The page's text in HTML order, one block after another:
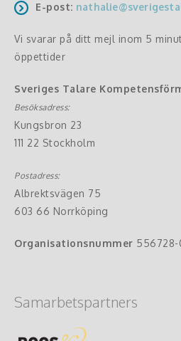
E-post:
Vi svarar på ditt mejl inom 5
öppettider
Sveriges Talare
Besöksadress:
Kungsbron 23
111 22 Stockholm
Postadress:
Albrektsvägen 75
603 66 Norrköping
Organisationsnummer 556728-
Samarbetspartners